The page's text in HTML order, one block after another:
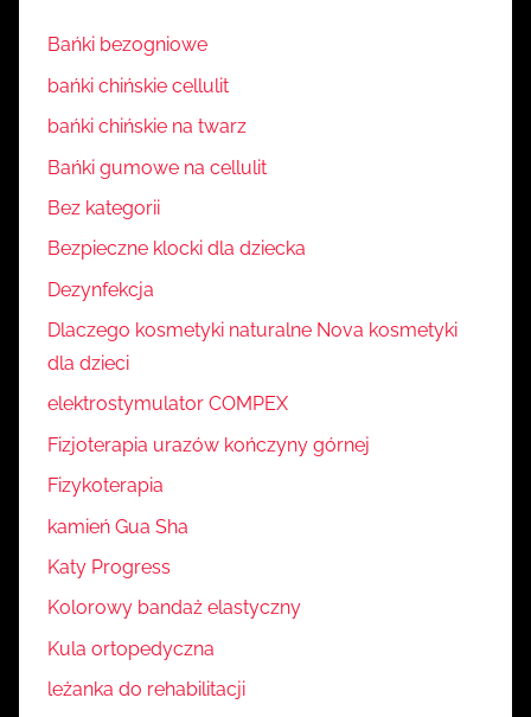
Bańki bezogniowe
bańki chińskie cellulit
bańki chińskie na twarz
Bańki gumowe na cellulit
Bez kategorii
Bezpieczne klocki dla dziecka
Dezynfekcja
Dlaczego kosmetyki naturalne Nova kosmetyki
dla dzieci
elektrostymulator COMPEX
Fizjoterapia urazów kończyny górnej
Fizykoterapia
kamień Gua Sha
Katy Progress
Kolorowy bandaż elastyczny
Kula ortopedyczna
leżanka do rehabilitacji